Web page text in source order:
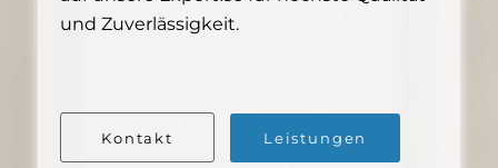
und Zuverlässigkeit.
Kontakt Leistungen